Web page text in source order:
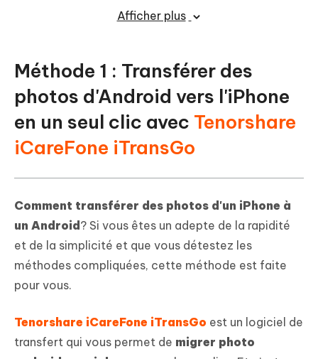
Méthode 5: Transférer photo android
FAQ – Problèmes pouvant être
rencontrés lors de la transmission
Afficher plus
Méthode 1 : Transférer des
photos d'Android vers l'iPhone
en un seul clic avec Tenorshare
iCareFone iTransGo
Comment transférer des photos d'un iPhone à
un Android ? Si vous êtes un adepte de la rapidité
et de la simplicité et que vous détestez les
méthodes compliquées, cette méthode est faite
pour vous.
Tenorshare iCareFone iTransGo est un logiciel de
transfert qui vous permet de migrer photo